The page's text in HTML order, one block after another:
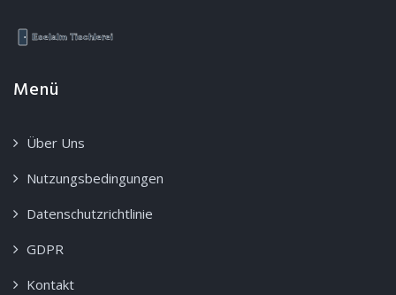
Menü
Über Uns
Nutzungsbedingungen
Datenschutzrichtlinie
GDPR
Kontakt